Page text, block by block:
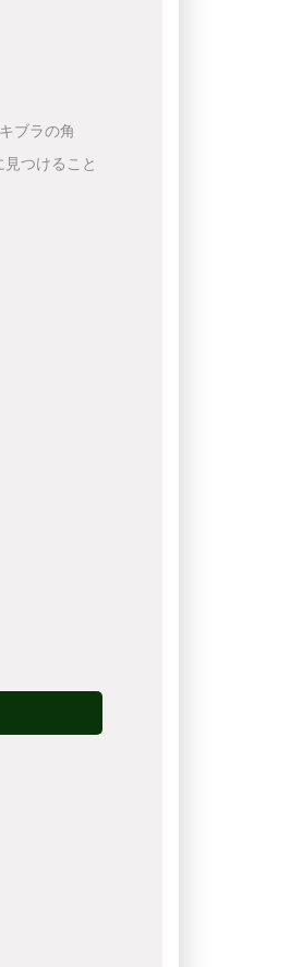
ブラの角
つけること